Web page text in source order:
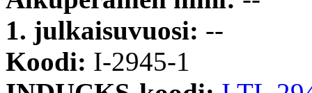
1. julkaisuvuosi: --
Koodi: I-2945-1